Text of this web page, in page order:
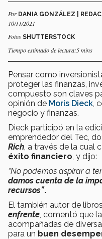
Por DANIA GONZÁLEZ |
10/11/2021
Fotos SHUTTERSTOCK
Tiempo estimado de lectura:5 mins
Pensar como
proteger las finanzas,
compuesto son claves
opinión de Moris Dieck ,
negocio y finanzas.
Dieck participó en la
emprendedor del Tec,
Rich , a través de la cual
éxito financiero , y dijo:
“No podemos aspirar a
damos cuenta de la
recursos”.
El también autor de
enfrente , comentó que la
acompañadas de
para un buen